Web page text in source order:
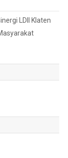
LDII Klaten